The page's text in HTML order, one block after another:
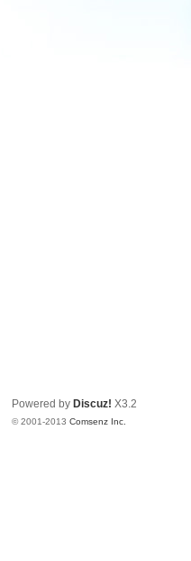
Powered by Discuz! X3.2
© 2001-2013Comsenz Inc.